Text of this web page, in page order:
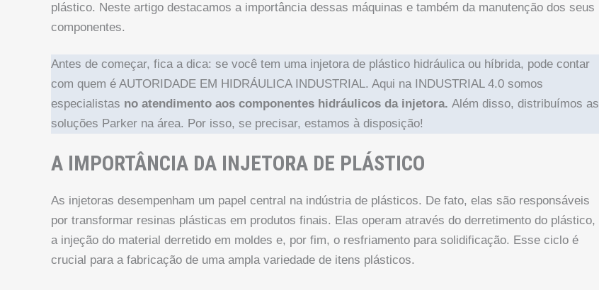
plástico. Neste artigo destacamos a importância dessas máquinas e também da manutenção dos seus
componentes.
Antes de começar, fica a dica: se você tem uma injetora de plástico hidráulica ou híbrida, pode contar
com quem é AUTORIDADE EM HIDRÁULICA INDUSTRIAL. Aqui na INDUSTRIAL 4.0 somos
especialistas no atendimento aos componentes hidráulicos da injetora. Além disso, distribuímos as
soluções Parker na área. Por isso, se precisar, estamos à disposição!
A IMPORTÂNCIA DA INJETORA DE PLÁSTICO
As injetoras desempenham um papel central na indústria de plásticos. De fato, elas são responsáveis
por transformar resinas plásticas em produtos finais. Elas operam através do derretimento do plástico,
a injeção do material derretido em moldes e, por fim, o resfriamento para solidificação. Esse ciclo é
crucial para a fabricação de uma ampla variedade de itens plásticos.